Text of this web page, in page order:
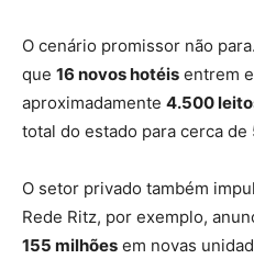
O cenário promissor não
que 16 novos hotéis entrem
aproximadamente 4.500
total do estado para cerca de
O setor privado também
Rede Ritz, por exemplo,
155 milhões em novas